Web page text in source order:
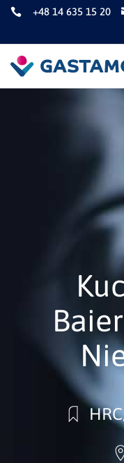
 +48 14 635 15 20